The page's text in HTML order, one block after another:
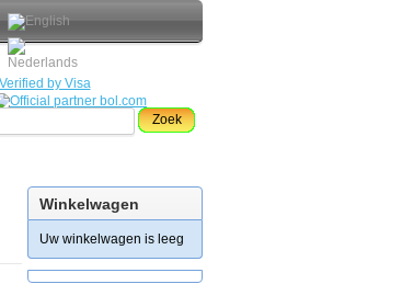
Zoek
Winkelwagen
Uw winkelwagen is leeg